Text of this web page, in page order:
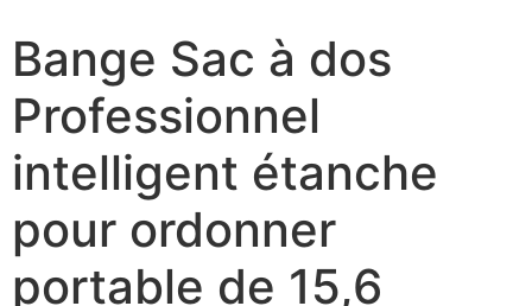
Bange Sac à dos
Professionnel
intelligent étanche
pour ordonner
portable de 15,6